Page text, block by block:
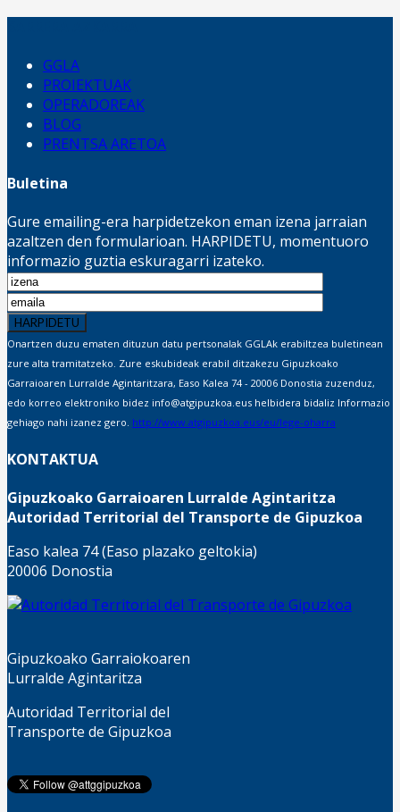
GGLA
PROIEKTUAK
OPERADOREAK
BLOG
PRENTSA ARETOA
Buletina
Gure emailing-era harpidetzekon eman izena jarraian
azaltzen den formularioan. HARPIDETU, momentuoro
informazio guztia eskuragarri izateko.
Onartzen duzu ematen dituzun datu pertsonalak GGLAk erabiltzea buletinean
zure alta tramitatzeko. Zure eskubideak erabil ditzakezu Gipuzkoako
Garraioaren Lurralde Agintaritzara, Easo Kalea 74 - 20006 Donostia zuzenduz,
edo korreo elektroniko bidez info@atgipuzkoa.eus helbidera bidaliz Informazio
gehiago nahi izanez gero. http://www.atgipuzkoa.eus/eu/lege-oharra
KONTAKTUA
Gipuzkoako Garraioaren Lurralde Agintaritza
Autoridad Territorial del Transporte de Gipuzkoa
Easo kalea 74 (Easo plazako geltokia)
20006 Donostia
Gipuzkoako Garraiokoaren
Lurralde Agintaritza
Autoridad Territorial del
Transporte de Gipuzkoa